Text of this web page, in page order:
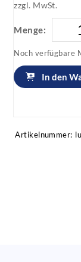
zzgl. MwSt.
Menge:
Noch verfügbare
In den
Artikelnummer: